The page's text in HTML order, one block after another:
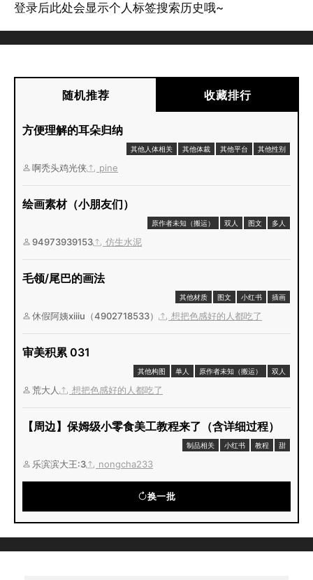
登录后此处会显示个人标签搜索历史哦~
随机推荐 收藏排行
方便理解的耳朵归纳
其他人体相关 其他体裁 其他平台 其他性别
啊秃头鸡光侠 pine
绘画素材（小朋友们）
原作者未知（搬运） 双人 图文 多人
94973939153 仿生水泥
毛领/尾巴的画法
其他材质 图文 小红书 插画
休假阿姨xiiiu（4902718533） 想把色感好的人都吃了
审美积累 031
其他构图 单人 原作者未知（搬运） 双人
荒大人 想把色感好的人都吃了
【周边】保姆级小零食美工教程来了（含详细过程）
制品相关 小红书 教程 甜
乐滨滨大王:3 nongcha233
换一批